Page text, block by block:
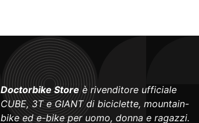
Doctorbike Storeè rivenditore ufficiale
CUBE, 3T e GIANT di biciclette, mountain-
bike ed e-bike per uomo, donna e ragazzi.